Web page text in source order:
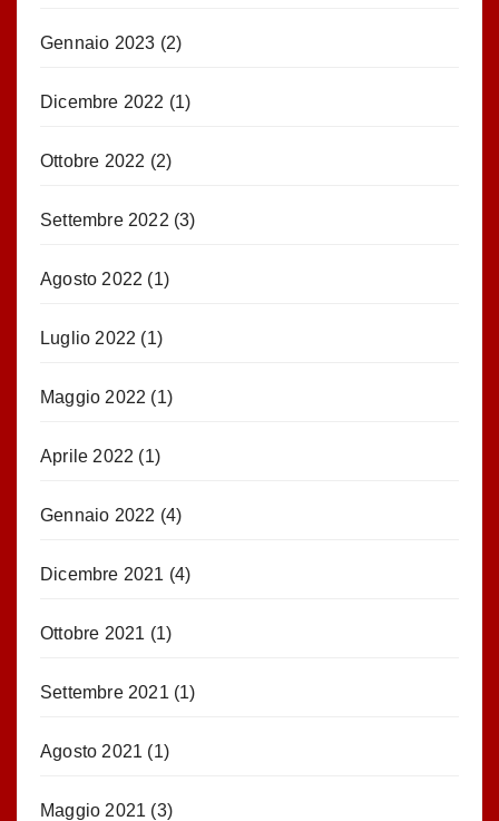
Gennaio 2023 (2)
Dicembre 2022 (1)
Ottobre 2022 (2)
Settembre 2022 (3)
Agosto 2022 (1)
Luglio 2022 (1)
Maggio 2022 (1)
Aprile 2022 (1)
Gennaio 2022 (4)
Dicembre 2021 (4)
Ottobre 2021 (1)
Settembre 2021 (1)
Agosto 2021 (1)
Maggio 2021 (3)